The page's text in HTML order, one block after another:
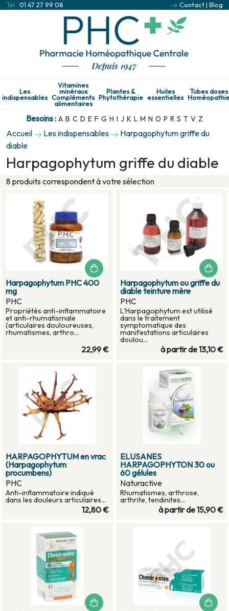
Tel : 01 47 27 99 08 Contact| Blog
Les
indispensables
Vitamines
minéraux
Compléments
alimentaires
Plantes &
Phytothérapie
Huiles
essentielles
Tubes doses
Besoins : A B C D E F G H I J K L M N O P R S T V Z
Accueil Les indispensables
Harpagophytum griffe du
diable
Harpagophytum griffe du diable
8 produits correspondent à votre sélection
Harpagophytum PHC 400
mg
PHC
Propriétés anti-inflammatoire
et anti-rhumatismale
(articulaires douloureuses,
rhumatismes, arthro...
22,99 €
Harpagophytum ou griffe du
diable teinture mère
PHC
L'Harpagophytum est utilisé
dans le traitement
symptomatique des
manifestations articulaires
doulou...
à partir de13,10 €
HARPAGOPHYTUM en vrac
(Harpagophytum
procumbens)
PHC
Anti-inflammatoire indiqué
dans les douleurs articulaires...
12,80 €
ELUSANES
HARPAGOPHYTON 30 ou
60 gélules
Naturactive
Rhumatismes, arthrose,
arthrite, tendinites...
à partir de15,90 €